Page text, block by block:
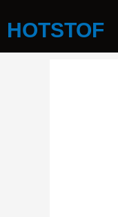
naar
de
inhoud
HOTSTOF